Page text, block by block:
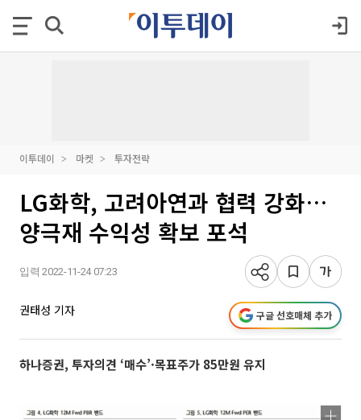
이투데이 마켓 투자전략
LG화학, 고려아연과 협력 강화…
양극재 수익성 확보 포석
입력 2022-11-24 07:23
권태성 기자 구글 선호매체 추가
하나증권, 투자의견 ‘매수’·목표주가 85만원 유지